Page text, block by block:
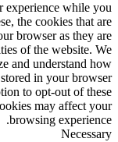
experience while you
the cookies that are
browser as they are
of the website. We
and understand how
in your browser
to opt-out of these
may affect your
browsing experience.
Necessary